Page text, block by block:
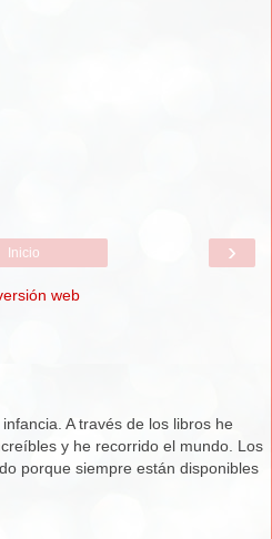
›
Inicio
web
A través de los libros he
y he recorrido el mundo. Los
porque siempre están disponibles